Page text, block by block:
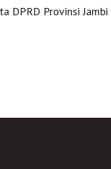
DPRD Provinsi Jambi